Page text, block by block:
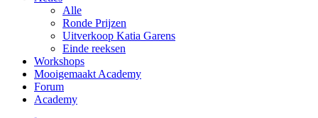
Alle
Ronde Prijzen
Uitverkoop Katia Garens
Einde reeksen
Workshops
Mooigemaakt Academy
Forum
Academy